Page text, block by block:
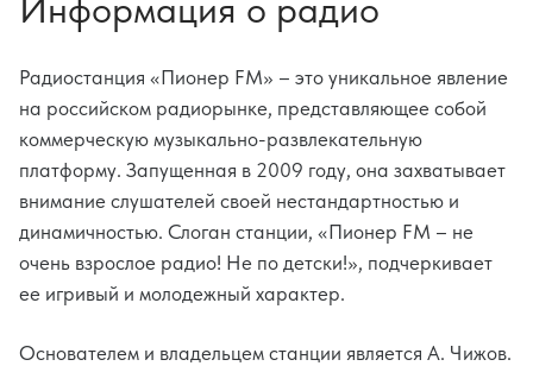
Радиостанция «Пионер FM» – это уникальное явление
на российском радиорынке, представляющее собой
коммерческую музыкально-развлекательную
платформу. Запущенная в 2009 году, она захватывает
внимание слушателей своей нестандартностью и
динамичностью. Слоган станции, «Пионер FM – не
очень взрослое радио! Не по детски!», подчеркивает
ее игривый и молодежный характер.
Основателем и владельцем станции является А. Чижов.